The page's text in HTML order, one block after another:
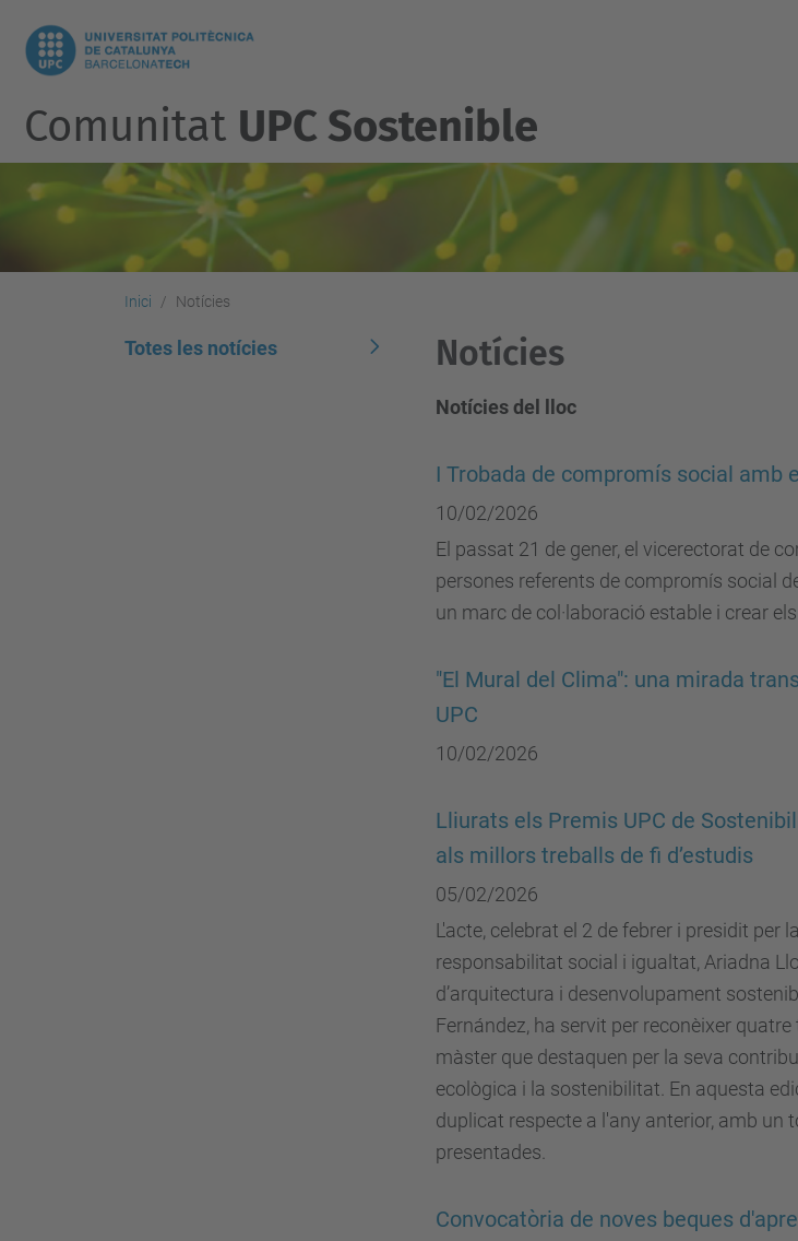
Comunitat UPC Sostenible
Inici Notícies
Notícies
Notícies del lloc
I Trobada de compromís social amb
10/02/2026
El passat 21 de gener, el vicerectorat de
persones referents de compromís social
un marc de col·laboració estable i crear
"El Mural del Clima": una mirada
UPC
10/02/2026
Lliurats els Premis UPC de
als millors treballs de fi d’estudis
05/02/2026
L'acte, celebrat el 2 de febrer i presidit per
responsabilitat social i igualtat, Ariadna
d’arquitectura i desenvolupament
Fernández, ha servit per reconèixer
màster que destaquen per la seva
ecològica i la sostenibilitat. En aquesta
duplicat respecte a l'any anterior, amb un
presentades.
Convocatòria de noves beques
Totes les notícies